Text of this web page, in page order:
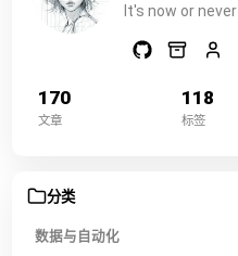
It's now or never
170
文章
118
标签
分类
数据与自动化